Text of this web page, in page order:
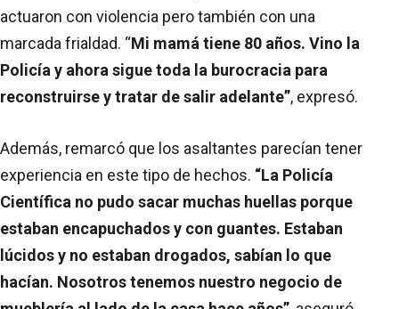
actuaron con violencia pero también con una
marcada frialdad. “Mi mamá tiene 80 años. Vino la
Policía y ahora sigue toda la burocracia para
reconstruirse y tratar de salir adelante”, expresó.
Además, remarcó que los asaltantes parecían tener
experiencia en este tipo de hechos. “La Policía
Científica no pudo sacar muchas huellas porque
estaban encapuchados y con guantes. Estaban
lúcidos y no estaban drogados, sabían lo que
hacían. Nosotros tenemos nuestro negocio de